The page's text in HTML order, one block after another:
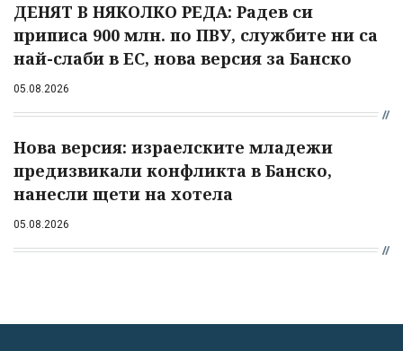
ДЕНЯТ В НЯКОЛКО РЕДА: Радев си
приписа 900 млн. по ПВУ, службите ни са
най-слаби в ЕС, нова версия за Банско
05.08.2026
Нова версия: израелските младежи
предизвикали конфликта в Банско,
нанесли щети на хотела
05.08.2026